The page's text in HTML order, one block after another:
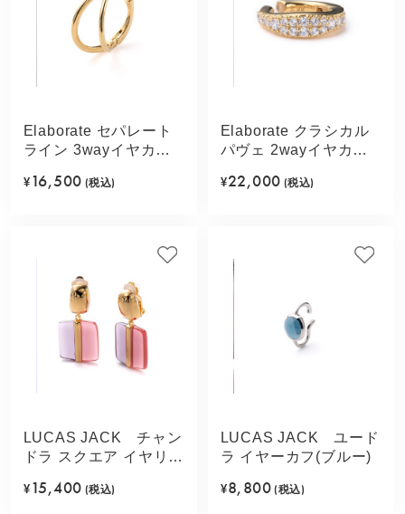
Elaborate セパレート
ライン 3wayイヤカフ
¥ 16,500 (税込)
Elaborate クラシカル
パヴェ 2wayイヤカフ
¥22,000 (税込)
LUCAS JACK チャン
ドラ スクエア イヤリン
¥ 15,400 (税込)
LUCAS JACK ユード
ラ イヤーカフ(ブルー)
¥8,800 (税込)